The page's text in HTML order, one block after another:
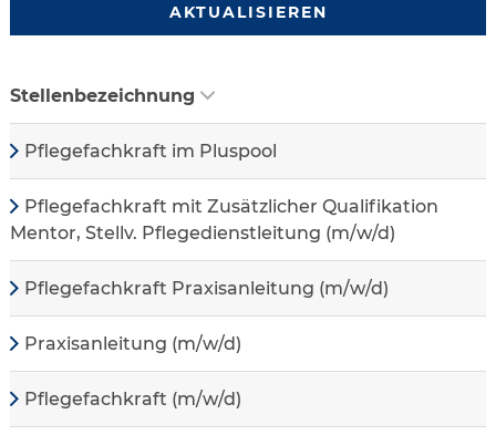
AKTUALISIEREN
Stellenbezeichnung
Pflegefachkraft im Pluspool
Pflegefachkraft mit Zusätzlicher Qualifikation
Mentor, Stellv. Pflegedienstleitung (m/w/d)
Pflegefachkraft Praxisanleitung (m/w/d)
Praxisanleitung (m/w/d)
Pflegefachkraft (m/w/d)